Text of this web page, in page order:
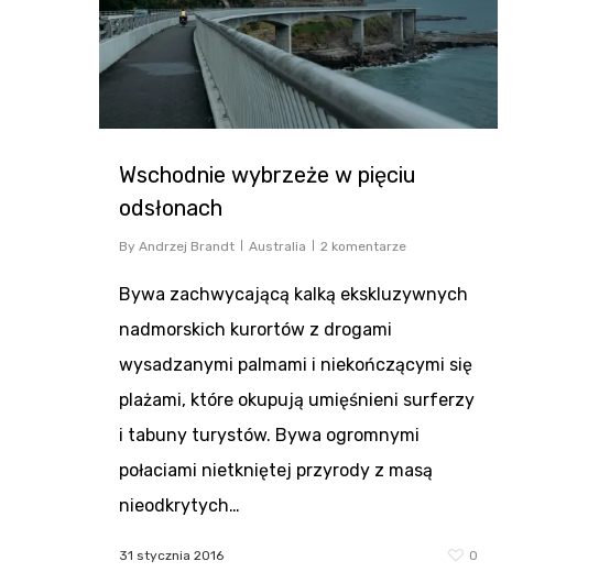
Wschodnie wybrzeże w pięciu
odsłonach
By Andrzej Brandt Australia 2 komentarze
Bywa zachwycającą kalką ekskluzywnych
nadmorskich kurortów z drogami
wysadzanymi palmami i niekończącymi się
plażami, które okupują umięśnieni surferzy
i tabuny turystów. Bywa ogromnymi
połaciami nietkniętej przyrody z masą
nieodkrytych…
31 stycznia 2016 0